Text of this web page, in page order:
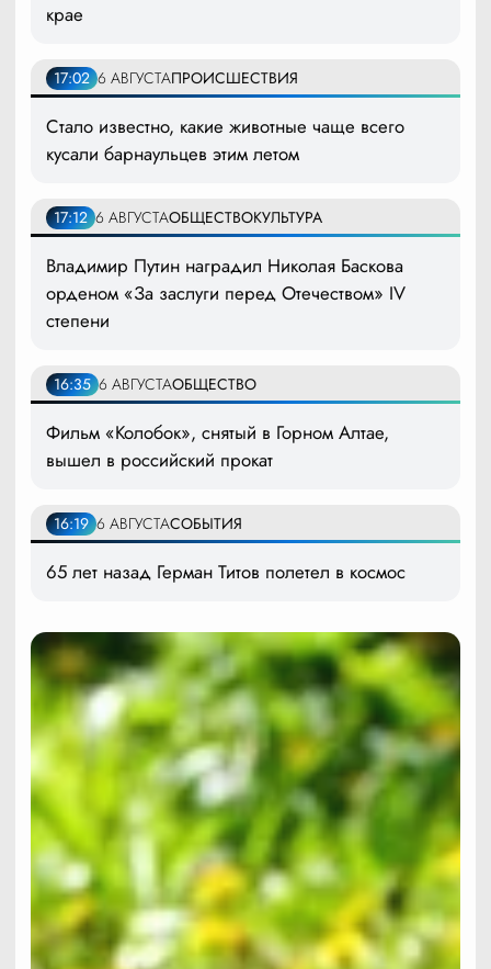
крае
17:02 6 АВГУСТАПРОИСШЕСТВИЯ
Стало известно, какие животные чаще всего
кусали барнаульцев этим летом
17:12 6 АВГУСТАОБЩЕСТВОКУЛЬТУРА
Владимир Путин наградил Николая Баскова
орденом «За заслуги перед Отечеством» IV
степени
16:35 6 АВГУСТАОБЩЕСТВО
Фильм «Колобок», снятый в Горном Алтае,
вышел в российский прокат
16:19 6 АВГУСТАСОБЫТИЯ
65 лет назад Герман Титов полетел в космос